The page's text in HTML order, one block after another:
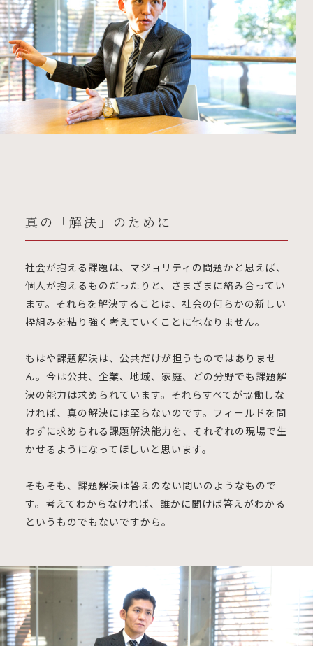
真の「解決」のために
社会が抱える課題は、マジョリティの問題かと思えば、
個人が抱えるものだったりと、さまざまに絡み合ってい
ます。それらを解決することは、社会の何らかの新しい
枠組みを粘り強く考えていくことに他なりません。
もはや課題解決は、公共だけが担うものではありませ
ん。今は公共、企業、地域、家庭、どの分野でも課題解
決の能力は求められています。それらすべてが協働しな
ければ、真の解決には至らないのです。フィールドを問
わずに求められる課題解決能力を、それぞれの現場で生
かせるようになってほしいと思います。
そもそも、課題解決は答えのない問いのようなもので
す。考えてわからなければ、誰かに聞けば答えがわかる
というものでもないですから。